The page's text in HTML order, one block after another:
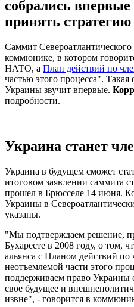
собрались впервые
принять стратегию
Саммит
коммюнике, в котором
НАТО, а План действий по
частью этого процесса".
Украины звучит впервые.
подробности.
Украина станет
Украина в будущем сможет
итоговом заявлении саммита
прошел в Брюсселе 14 июня.
Украины в
указаны.
"Мы подтверждаем решение,
Бухаресте в 2008 году, о том,
альянса с Планом действий по
неотъемлемой части этого
поддерживаем право Украины
свое будущее и
извне", - говорится в